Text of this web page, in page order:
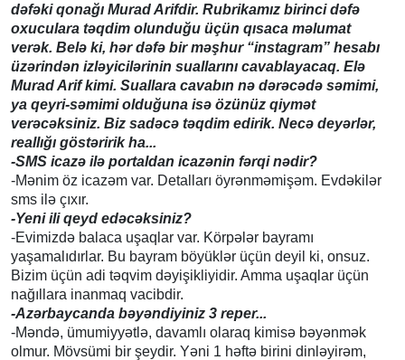
dəfəki qonağı Murad Arifdir. Rubrikamız birinci dəfə
oxuculara təqdim olunduğu üçün qısaca məlumat
verək. Belə ki, hər dəfə bir məşhur “instagram” hesabı
üzərindən izləyicilərinin suallarını cavablayacaq. Elə
Murad Arif kimi. Suallara cavabın nə dərəcədə səmimi,
ya qeyri-səmimi olduğuna isə özünüz qiymət
verəcəksiniz. Biz sadəcə təqdim edirik. Necə deyərlər,
reallığı göstəririk ha...
-SMS icazə ilə portaldan icazənin fərqi nədir?
-Mənim öz icazəm var. Detalları öyrənməmişəm. Evdəkilər
sms ilə çıxır.
-Yeni ili qeyd edəcəksiniz?
-Evimizdə balaca uşaqlar var. Körpələr bayramı
yaşamalıdırlar. Bu bayram böyüklər üçün deyil ki, onsuz.
Bizim üçün adi təqvim dəyişikliyidir. Amma uşaqlar üçün
nağıllara inanmaq vacibdir.
-Azərbaycanda bəyəndiyiniz 3 reper...
-Məndə, ümumiyyətlə, davamlı olaraq kimisə bəyənmək
olmur. Mövsümi bir şeydir. Yəni 1 həftə birini dinləyirəm,